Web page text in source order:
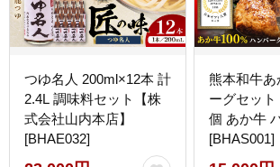
つゆ名人 200ml×12本 計
2.4L 調味料セット【株
式会社山内本店】
[BHAE032]
熊本和牛
ーグセッ
個 あか牛
[BHAS001]